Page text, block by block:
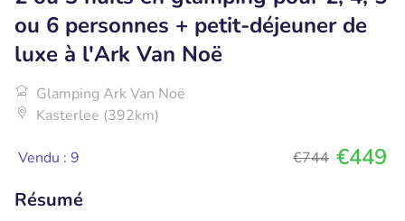
ou 6 personnes + petit-déjeuner de
luxe à l'Ark Van Noë
Glamping Ark Van Noë
Kasterlee (392km)
Vendu : 9 €744 €449
Résumé